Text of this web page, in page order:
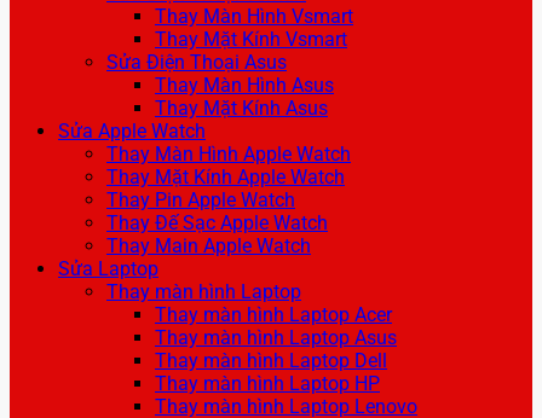
Thay Màn Hình Vsmart
Thay Mặt Kính Vsmart
Sửa Điện Thoại Asus
Thay Màn Hình Asus
Thay Mặt Kính Asus
Sửa Apple Watch
Thay Màn Hình Apple Watch
Thay Mặt Kính Apple Watch
Thay Pin Apple Watch
Thay Đế Sạc Apple Watch
Thay Main Apple Watch
Sửa Laptop
Thay màn hình Laptop
Thay màn hình Laptop Acer
Thay màn hình Laptop Asus
Thay màn hình Laptop Dell
Thay màn hình Laptop HP
Thay màn hình Laptop Lenovo